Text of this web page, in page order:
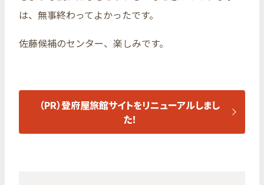
は、無事終わってよかったです。
佐藤候補のセンター、楽しみです。
（PR）登府屋旅館サイトをリニューアルしまし
た！